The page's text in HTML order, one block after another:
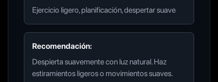
Ejercicio ligero, planificación, despertar suave
Recomendación:
Despierta suavemente con luz natural. Haz
estiramientos ligeros o movimientos suaves.